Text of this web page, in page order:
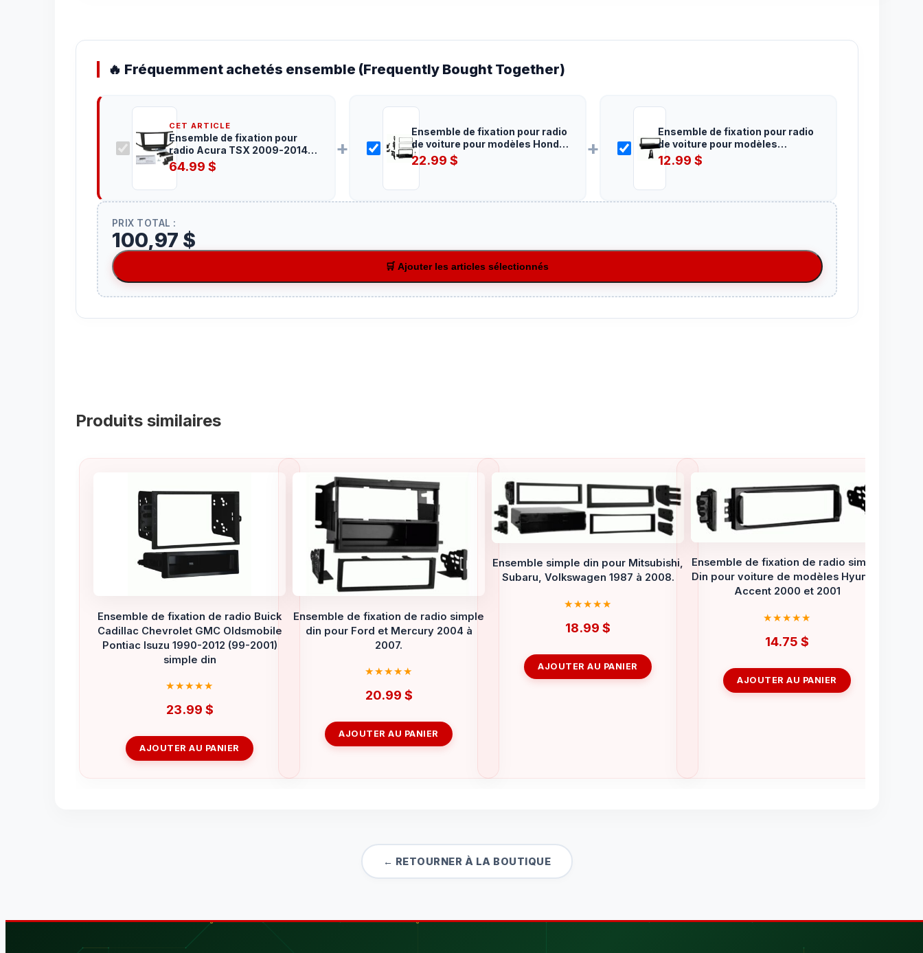
🔥 Fréquemment achetés ensemble (Frequently Bought Together)
CET ARTICLE
Ensemble de fixation pour
radio Acura TSX 2009-2014
(Sans NAV) din
64.99$
+
Ensemble de fixation pour radio
de voiture pour modèles Honda
et Acura 1989 à 2006 multi kit
22.99$
+
Ensemble de fixation pour radio
de voiture pour modèles
COUGAR 1999 à 2002 et FOCUS
2000 à 2004. Simple din
12.99 $
PRIX TOTAL :
100,97 $
🛒 Ajouter les articles sélectionnés
Produits similaires
Ensemble de fixation de radio Buick
Cadillac Chevrolet GMC Oldsmobile
Pontiac Isuzu 1990-2012 (99-2001)
simple din
23.99 $
AJOUTER AU PANIER
Ensemble de fixation de radio simple
din pour Ford et Mercury 2004 à
2007.
20.99 $
AJOUTER AU PANIER
Ensemble simple din pour Mitsubishi,
Subaru, Volkswagen 1987 à 2008.
18.99 $
AJOUTER AU PANIER
Ensemble de fixation de radio simple
Din pour voiture de modèles Hyundai
Accent 2000 et 2001
14.75 $
AJOUTER AU PANIER
← RETOURNER À LA BOUTIQUE